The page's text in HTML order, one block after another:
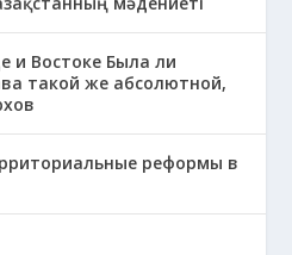
и Востоке Была ли
такой же абсолютной,
реформы в